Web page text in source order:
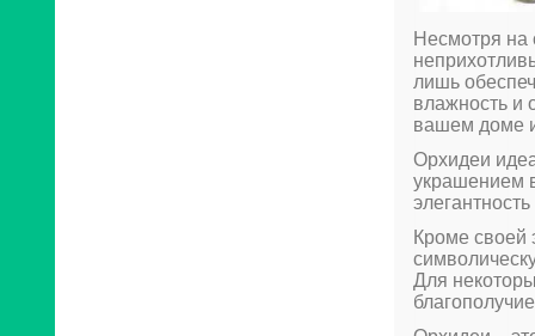
Несмотря на
лишь
влажность и
вашем доме и
Орхидеи
украшением
Кроме своей
Для